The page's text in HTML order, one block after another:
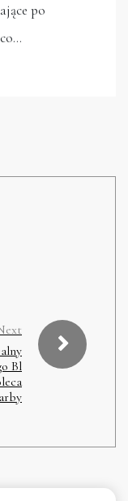
po
Bl